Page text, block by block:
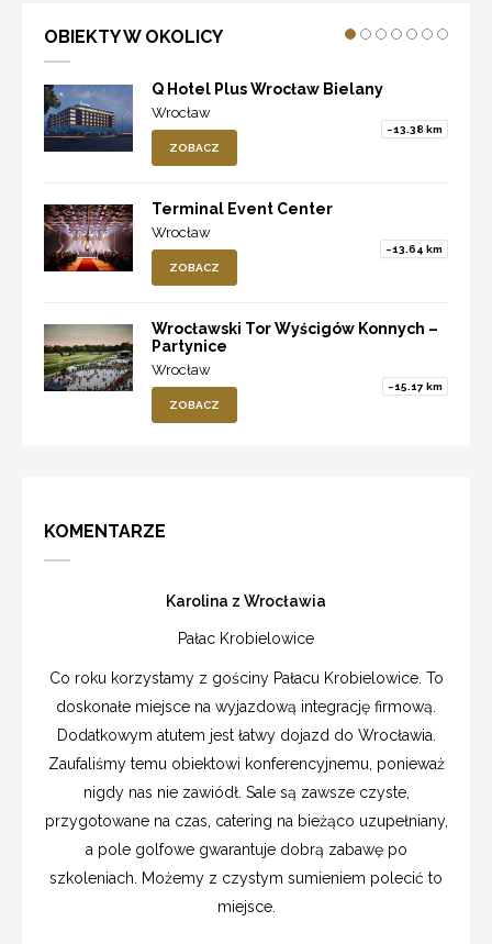
OBIEKTY W OKOLICY
Q Hotel Plus Wrocław Bielany
Wrocław
~13.38 km
ZOBACZ
Terminal Event Center
Wrocław
~13.64 km
ZOBACZ
Wrocławski Tor Wyścigów Konnych –
Partynice
Wrocław
~15.17 km
ZOBACZ
KOMENTARZE
Karolina z Wrocławia
Pałac Krobielowice
Co roku korzystamy z gościny Pałacu Krobielowice. To
doskonałe miejsce na wyjazdową integrację firmową.
Dodatkowym atutem jest łatwy dojazd do Wrocławia.
Zaufaliśmy temu obiektowi konferencyjnemu, ponieważ
nigdy nas nie zawiódł. Sale są zawsze czyste,
przygotowane na czas, catering na bieżąco uzupełniany,
a pole golfowe gwarantuje dobrą zabawę po
szkoleniach. Możemy z czystym sumieniem polecić to
miejsce.